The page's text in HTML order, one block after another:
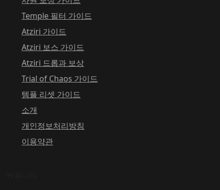
Temple 필터 가이드
Atziri 가이드
Atziri 보스 가이드
Atziri 드롭과 보상
Trial of Chaos 가이드
템플 리셋 가이드
소개
개인정보처리방침
이용약관